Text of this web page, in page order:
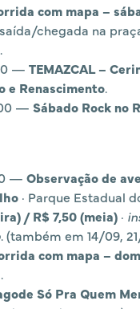
com mapa –
chegada na
— TEMAZCAL –
e Renascimento.
— Sábado Rock no
— Observação de
· Parque Estadual
/ R$ 7,50 (meia) ·
. (também em 14/09,
com mapa –
Só Pra Quem